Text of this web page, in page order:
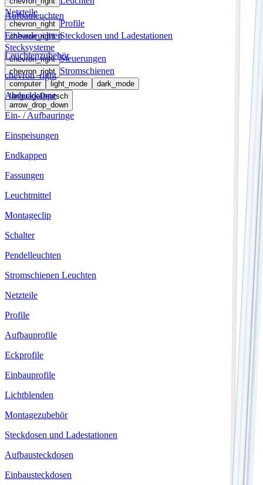
Netzteile
chevron_right Profile
chevron_right Steckdosen und Ladestationen
Stecksysteme
chevron_right Steuerungen
chevron_right Stromschienen
computer light_mode
dark_mode
languageDeutsch
arrow_drop_down
Aufbauleuchten
Einbauleuchten
Leuchtenzubehör
chevron_right
Abdeckkappe
Ein- / Aufbauringe
Einspeisungen
Endkappen
Fassungen
Leuchtmittel
Montageclip
Schalter
Pendelleuchten
Stromschienen Leuchten
Netzteile
Profile
Aufbauprofile
Eckprofile
Einbauprofile
Lichtblenden
Montagezubehör
Steckdosen und Ladestationen
Aufbausteckdosen
Einbausteckdosen